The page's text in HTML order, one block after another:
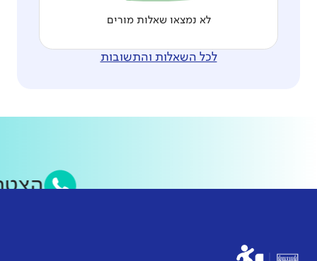
לא נמצאו שאלות מורים
לכל השאלות והתשובות